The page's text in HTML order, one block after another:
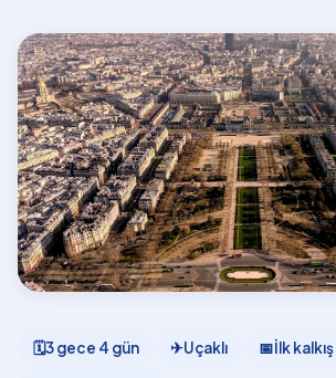
🗓3 gece 4 gün ✈Uçaklı 📅İlk kalkış